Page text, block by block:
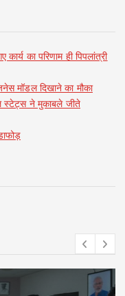
का परिणाम ही पिपलांत्री
मॉडल दिखाने का मौका
स्टेट्स ने मुकाबले जीते